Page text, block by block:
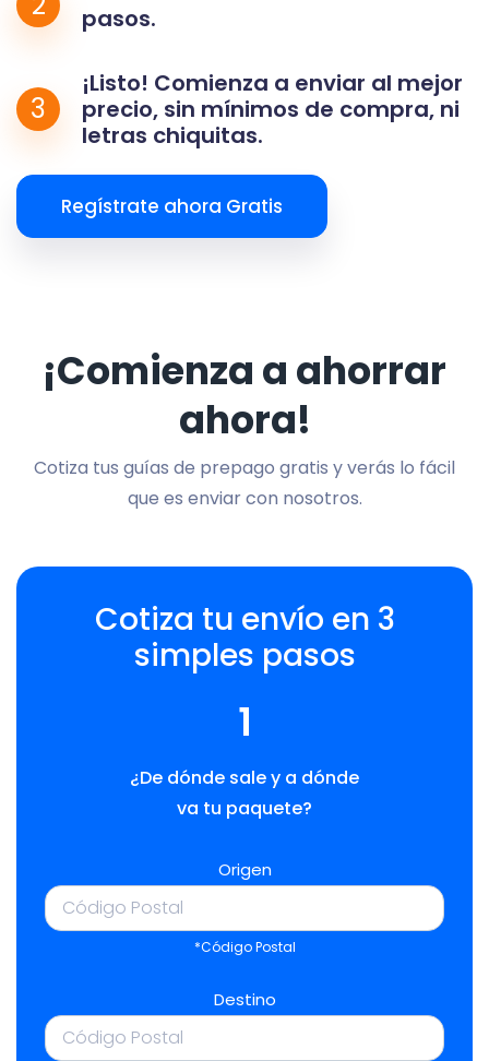
pasos.
3
¡Listo! Comienza a enviar al mejor
precio, sin mínimos de compra, ni
letras chiquitas.
Regístrate ahora Gratis
¡Comienza a ahorrar
ahora!
Cotiza tus guías de prepago gratis y verás lo fácil
que es enviar con nosotros.
Cotiza tu envío en 3
simples pasos
1
¿De dónde sale y a dónde
va tu paquete?
Origen
*Código Postal
Destino